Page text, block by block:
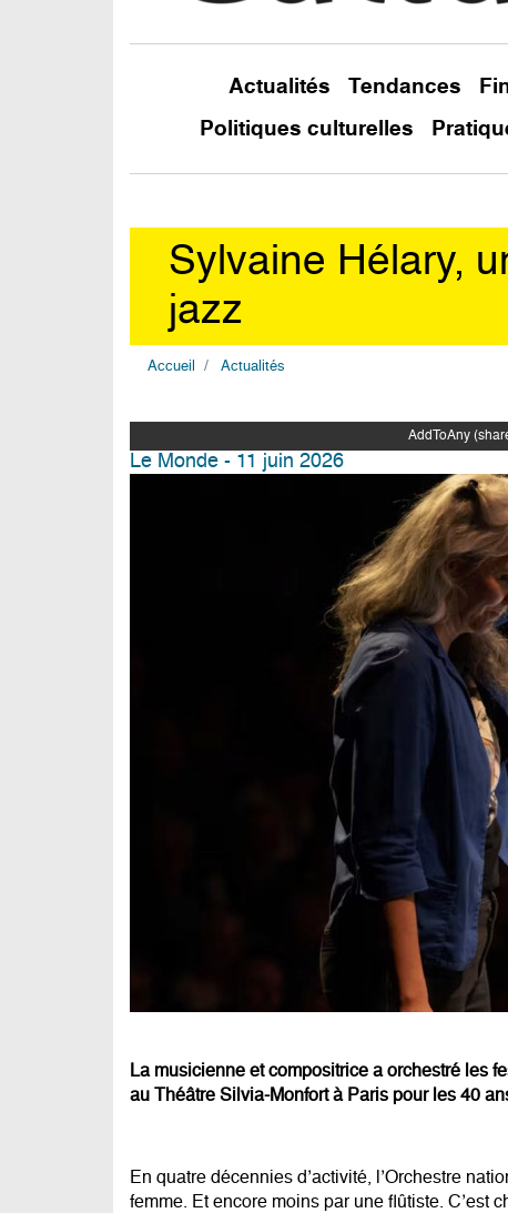
Actualités Tendances
Politiques culturelles
Sylvaine Hélary,
jazz
Accueil Actualités
AddToAny
Le Monde - 11 juin 2026
La musicienne et compositrice a orchestré les
au Théâtre Silvia-Monfort à Paris pour les 40
En quatre décennies d’activité, l’Orchestre
femme. Et encore moins par une flûtiste. C’est